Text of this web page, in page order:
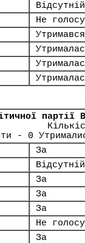
Відсутній
Не
Утримався
партії
- 0
За
Відсутній
За
За
За
Не
За